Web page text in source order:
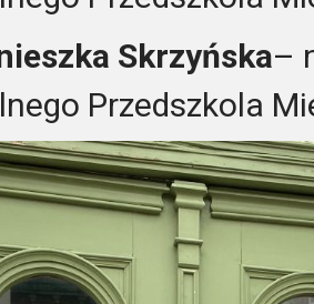
Skrzyńska–
Przedszkola